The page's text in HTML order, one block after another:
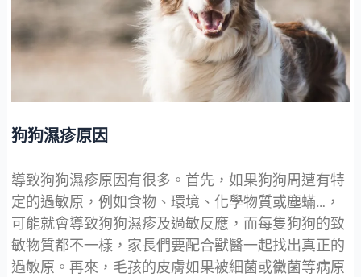
狗狗濕疹原因
導致狗狗濕疹原因有很多。首先，如果狗狗周遭有特
定的過敏原，例如食物、環境、化學物質或塵蟎…，
可能就會導致狗狗濕疹及過敏反應，而每隻狗狗的致
敏物質都不一樣，家長們要配合獸醫一起找出真正的
過敏原。再來，毛孩的皮膚如果被細菌或黴菌等病原